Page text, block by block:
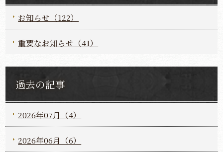
お知らせ（122）
重要なお知らせ（41）
過去の記事
2026年07月（4）
2026年06月（6）